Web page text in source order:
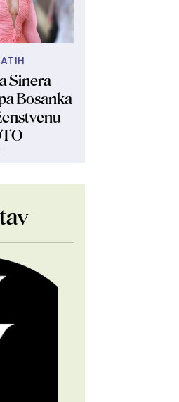
Sinera
Bosanka